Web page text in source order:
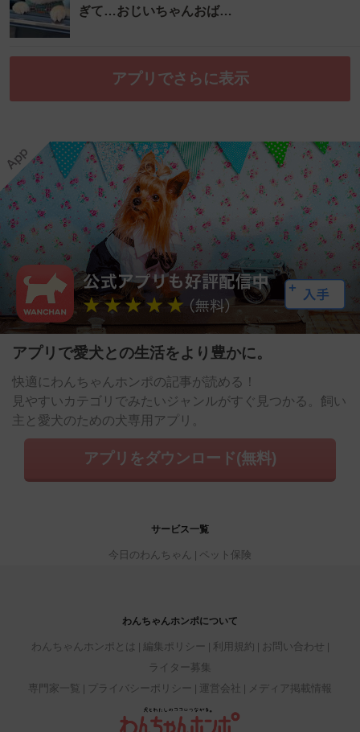
ぎて…おじいちゃんおば…
アプリでさらに表示
アプリで愛犬との生活をより豊かに。
快適にわんちゃんホンポの記事が読める！
見やすいカテゴリでみたいジャンルがすぐ見つかる。飼い
主と愛犬のための犬専用アプリ。
アプリをダウンロード(無料)
サービス一覧
今日のわんちゃん ペット保険
わんちゃんホンポについて
わんちゃんホンポとは 編集ポリシー 利用規約
お問い合わせ
ライター募集
専門家一覧
プライバシーポリシー 運営会社 メディア掲載情報